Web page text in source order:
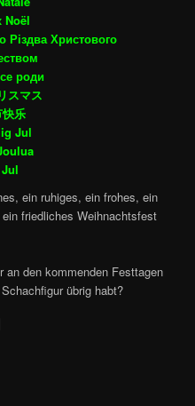
Noël
Різдва Христового
роди
スマス
乐
Jul
ein ruhiges, ein frohes, ein
friedliches Weihnachtsfest
den kommenden Festtagen
übrig habt?